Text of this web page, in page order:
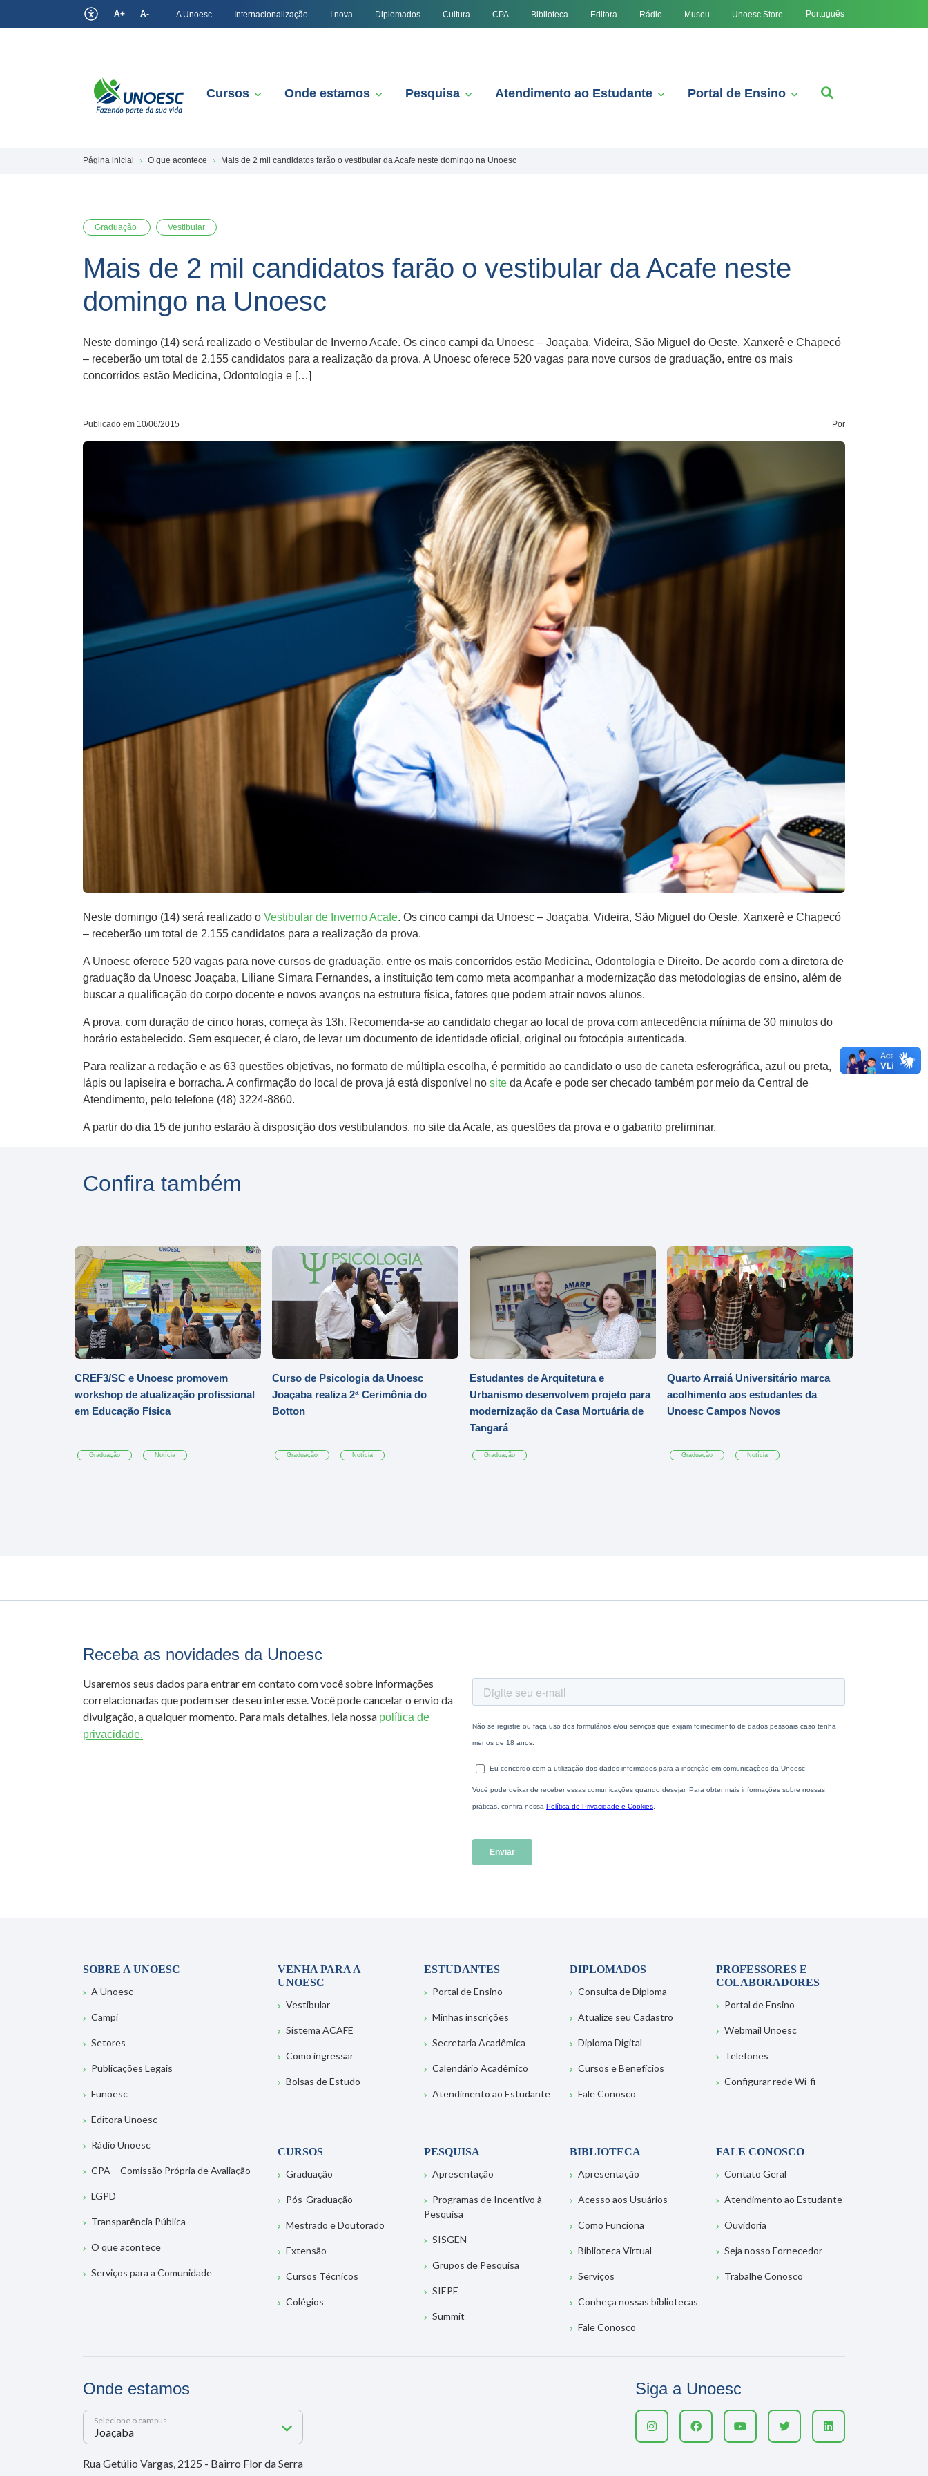
A+ A- A Unoesc Internacionalização I.nova Diplomados Cultura CPA Biblioteca Editora Rádio Museu Unoesc Store Português
Cursos Onde estamos Pesquisa Atendimento ao Estudante Portal de Ensino
Página inicial O que acontece Mais de 2 mil candidatos farão o vestibular da Acafe neste domingo na Unoesc
Graduação Vestibular
Mais de 2 mil candidatos farão o vestibular da Acafe neste
domingo na Unoesc
Neste domingo (14) será realizado o Vestibular de Inverno Acafe. Os cinco campi da Unoesc – Joaçaba, Videira, São Miguel do Oeste, Xanxerê e Chapecó
– receberão um total de 2.155 candidatos para a realização da prova. A Unoesc oferece 520 vagas para nove cursos de graduação, entre os mais
concorridos estão Medicina, Odontologia e […]
Publicado em 10/06/2015 Por
Neste domingo (14) será realizado o Vestibular de Inverno Acafe. Os cinco campi da Unoesc – Joaçaba, Videira, São Miguel do Oeste, Xanxerê e Chapecó
– receberão um total de 2.155 candidatos para a realização da prova.
A Unoesc oferece 520 vagas para nove cursos de graduação, entre os mais concorridos estão Medicina, Odontologia e Direito. De acordo com a diretora de
graduação da Unoesc Joaçaba, Liliane Simara Fernandes, a instituição tem como meta acompanhar a modernização das metodologias de ensino, além de
buscar a qualificação do corpo docente e novos avanços na estrutura física, fatores que podem atrair novos alunos.
A prova, com duração de cinco horas, começa às 13h. Recomenda-se ao candidato chegar ao local de prova com antecedência mínima de 30 minutos do
horário estabelecido. Sem esquecer, é claro, de levar um documento de identidade oficial, original ou fotocópia autenticada.
Para realizar a redação e as 63 questões objetivas, no formato de múltipla escolha, é permitido ao candidato o uso de caneta esferográfica, azul ou preta,
lápis ou lapiseira e borracha. A confirmação do local de prova já está disponível no site da Acafe e pode ser checado também por meio da Central de
Atendimento, pelo telefone (48) 3224-8860.
A partir do dia 15 de junho estarão à disposição dos vestibulandos, no site da Acafe, as questões da prova e o gabarito preliminar.
Confira também
CREF3/SC e Unoesc promovem
workshop de atualização profissional
em Educação Física
Graduação Notícia
Curso de Psicologia da Unoesc
Joaçaba realiza 2ª Cerimônia do
Botton
Graduação Notícia
Estudantes de Arquitetura e
Urbanismo desenvolvem projeto para
modernização da Casa Mortuária de
Tangará
Graduação
Quarto Arraiá Universitário marca
acolhimento aos estudantes da
Unoesc Campos Novos
Graduação Notícia
Receba as novidades da Unoesc
Usaremos seus dados para entrar em contato com você sobre informações
correlacionadas que podem ser de seu interesse. Você pode cancelar o envio da
divulgação, a qualquer momento. Para mais detalhes, leia nossa política de
privacidade.
SOBRE A UNOESC
A Unoesc
Campi
Setores
Publicações Legais
Funoesc
Editora Unoesc
Rádio Unoesc
CPA – Comissão Própria de Avaliação
LGPD
Transparência Pública
O que acontece
Serviços para a Comunidade
VENHA PARA A
UNOESC
Vestibular
Sistema ACAFE
Como ingressar
Bolsas de Estudo
ESTUDANTES
Portal de Ensino
Minhas inscrições
Secretaria Acadêmica
Calendário Acadêmico
Atendimento ao Estudante
DIPLOMADOS
Consulta de Diploma
Atualize seu Cadastro
Diploma Digital
Cursos e Benefícios
Fale Conosco
PROFESSORES E
COLABORADORES
Portal de Ensino
Webmail Unoesc
Telefones
Configurar rede Wi-fi
CURSOS
Graduação
Pós-Graduação
Mestrado e Doutorado
Extensão
Cursos Técnicos
Colégios
PESQUISA
Apresentação
Programas de Incentivo à
Pesquisa
SISGEN
Grupos de Pesquisa
SIEPE
Summit
BIBLIOTECA
Apresentação
Acesso aos Usuários
Como Funciona
Biblioteca Virtual
Serviços
Conheça nossas bibliotecas
Fale Conosco
FALE CONOSCO
Contato Geral
Atendimento ao Estudante
Ouvidoria
Seja nosso Fornecedor
Trabalhe Conosco
Onde estamos
Selecione o campus
Rua Getúlio Vargas, 2125 - Bairro Flor da Serra
Siga a Unoesc